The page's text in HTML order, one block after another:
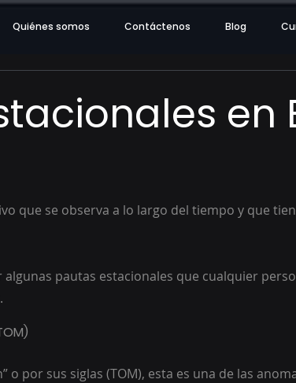
Quiénes somos Contáctenos Blog
en
que se observa a lo largo del tiempo y que
pautas estacionales que cualquier
o por sus siglas (TOM), esta es una de las